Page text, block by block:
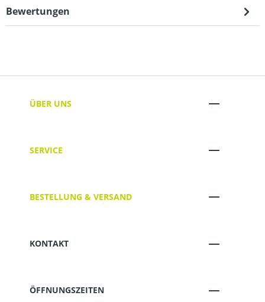
Bewertungen
ÜBER UNS
SERVICE
BESTELLUNG & VERSAND
KONTAKT
ÖFFNUNGSZEITEN